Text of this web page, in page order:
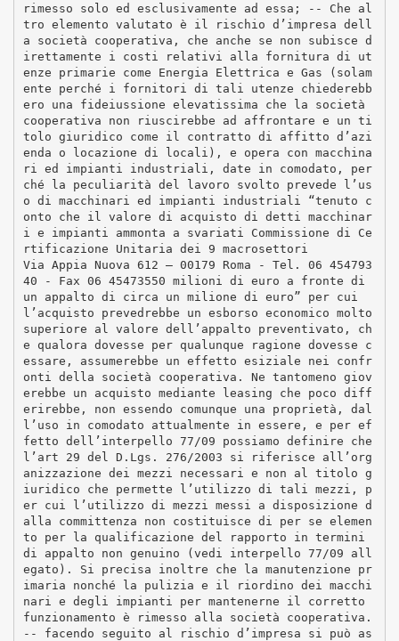
rimesso solo ed esclusivamente ad essa; -­‐ Che al
tro elemento valutato è il rischio d’impresa dell
a società cooperativa, che anche se non subisce d
irettamente i costi relativi alla fornitura di ut
enze primarie come Energia Elettrica e Gas (solam
ente perché i fornitori di tali utenze chiederebb
ero una fideiussione elevatissima che la società
cooperativa non riuscirebbe ad affrontare e un ti
tolo giuridico come il contratto di affitto d’azi
enda o locazione di locali), e opera con macchina
ri ed impianti industriali, date in comodato, per
ché la peculiarità del lavoro svolto prevede l’us
o di macchinari ed impianti industriali “tenuto c
onto che il valore di acquisto di detti macchinar
i e impianti ammonta a svariati Commissione di Ce
rtificazione Unitaria dei 9 macrosettori
Via Appia Nuova 612 – 00179 Roma - Tel. 06 454793
40 - Fax 06 45473550 milioni di euro a fronte di
un appalto di circa un milione di euro” per cui
l’acquisto prevedrebbe un esborso economico molto
superiore al valore dell’appalto preventivato, ch
e qualora dovesse per qualunque ragione dovesse c
essare, assumerebbe un effetto esiziale nei confr
onti della società cooperativa. Ne tantomeno giov
erebbe un acquisto mediante leasing che poco diff
erirebbe, non essendo comunque una proprietà, dal
l’uso in comodato attualmente in essere, e per ef
fetto dell’interpello 77/09 possiamo definire che
l’art 29 del D.Lgs. 276/2003 si riferisce all’org
anizzazione dei mezzi necessari e non al titolo g
iuridico che permette l’utilizzo di tali mezzi, p
er cui l’utilizzo di mezzi messi a disposizione d
alla committenza non costituisce di per se elemen
to per la qualificazione del rapporto in termini
di appalto non genuino (vedi interpello 77/09 all
egato). Si precisa inoltre che la manutenzione pr
imaria nonché la pulizia e il riordino dei macchi
nari e degli impianti per mantenerne il corretto
funzionamento è rimesso alla società cooperativa.
-­‐ facendo seguito al rischio d’impresa si può as